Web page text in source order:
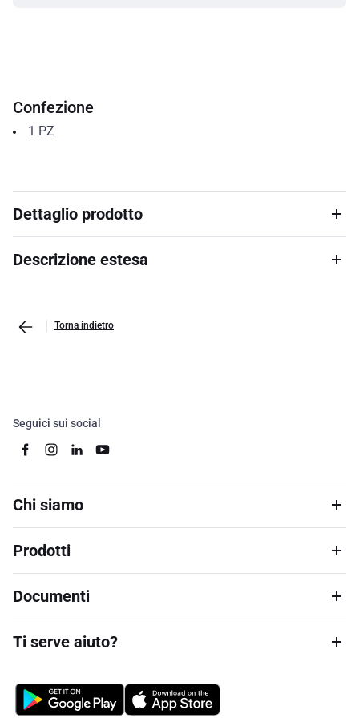
Confezione
1 PZ
Dettaglio prodotto
Descrizione estesa
Torna indietro
Seguici sui social
Chi siamo
Prodotti
Documenti
Ti serve aiuto?